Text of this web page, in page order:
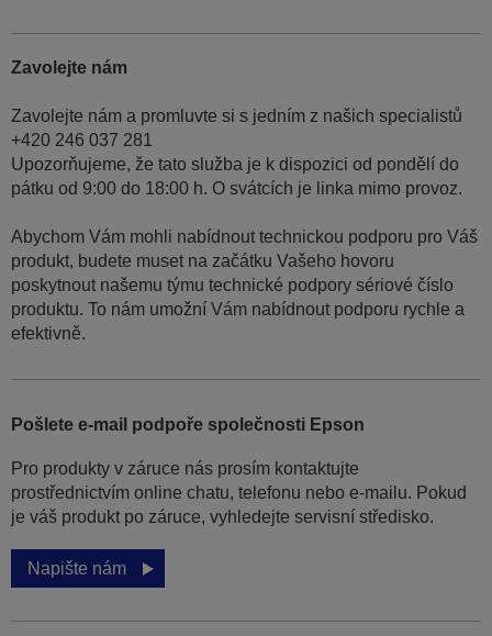
Zavolejte nám
Zavolejte nám a promluvte si s jedním z našich specialistů
+420 246 037 281
Upozorňujeme, že tato služba je k dispozici od pondělí do
pátku od 9:00 do 18:00 h. O svátcích je linka mimo provoz.
Abychom Vám mohli nabídnout technickou podporu pro Váš
produkt, budete muset na začátku Vašeho hovoru
poskytnout našemu týmu technické podpory sériové číslo
produktu. To nám umožní Vám nabídnout podporu rychle a
efektivně.
Pošlete e-mail podpoře společnosti Epson
Pro produkty v záruce nás prosím kontaktujte
prostřednictvím online chatu, telefonu nebo e-mailu. Pokud
je váš produkt po záruce, vyhledejte servisní středisko.
Napište nám